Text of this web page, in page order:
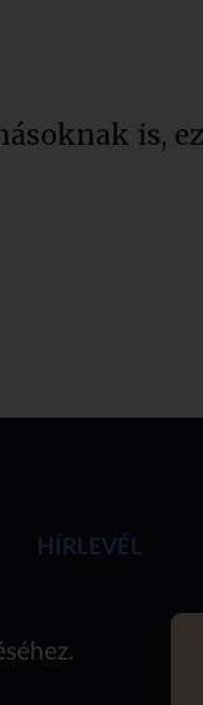
is,
HÍRLEVÉL